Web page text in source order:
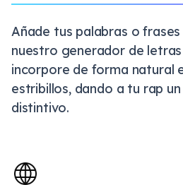
Añade tus palabras o
nuestro generador de
incorpore de forma natural
estribillos, dando a tu rap
distintivo.